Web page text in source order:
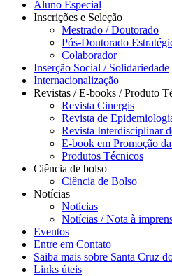
Aluno Especial
Inscrições e Seleção
Mestrado / Doutorado
Pós-Doutorado
Colaborador
Inserção Social / Solidariedade
Internacionalização
Revistas / E-books / Produto
Revista Cinergis
Revista de
Revista Interdisciplinar
E-book em Promoção
Produtos Técnicos
Ciência de bolso
Ciência de Bolso
Notícias
Notícias
Notícias / Nota à
Eventos
Entre em Contato
Saiba mais sobre Santa Cruz
Links úteis